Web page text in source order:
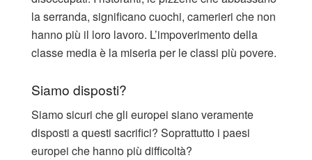
la serranda, significano cuochi, camerieri che non
hanno più il loro lavoro. L’impoverimento della
classe media è la miseria per le classi più povere.
Siamo disposti?
Siamo sicuri che gli europei siano veramente
disposti a questi sacrifici? Soprattutto i paesi
europei che hanno più difficoltà?